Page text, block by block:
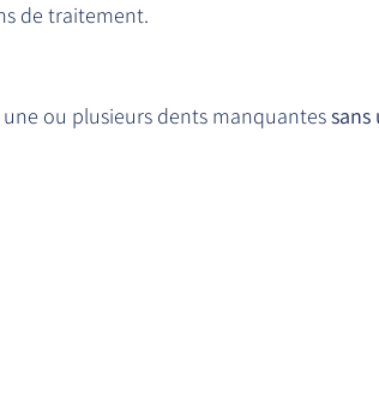
de traitement.
ou plusieurs dents manquantes sans